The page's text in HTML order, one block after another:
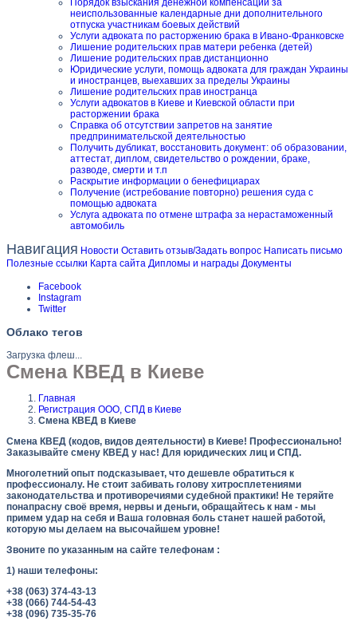
Порядок взыскания денежной компенсации за
неиспользованные календарные дни дополнительного
отпуска участникам боевых действий
Услуги адвоката по расторжению брака в Ивано-Франковске
Лишение родительских прав матери ребенка (детей)
Лишение родительских прав дистанционно
Юридические услуги, помощь адвоката для граждан Украины
и иностранцев, выехавших за пределы Украины
Лишение родительских прав иностранца
Услуги адвокатов в Киеве и Киевской области при
расторжении брака
Справка об отсутствии запретов на занятие
предпринимательской деятельностью
Получить дубликат, восстановить документ: об образовании,
аттестат, диплом, свидетельство о рождении, браке,
разводе, смерти и т.п
Раскрытие информации о бенефициарах
Получение (истребование повторно) решения суда с
помощью адвоката
Услуга адвоката по отмене штрафа за нерастаможенный
автомобиль
Навигация Новости Оставить отзыв/Задать вопрос Написать письмо
Полезные ссылки Карта сайта Дипломы и награды Документы
Facebook
Instagram
Twitter
Облако тегов
Загрузка флеш...
Смена КВЕД в Киеве
Главная
Регистрация ООО, СПД в Киеве
Смена КВЕД в Киеве
Смена КВЕД (кодов, видов деятельности) в Киеве! Профессионально!
Заказывайте смену КВЕД у нас! Для юридических лиц и СПД.
Многолетний опыт подсказывает, что дешевле обратиться к
профессионалу. Не стоит забивать голову хитросплетениями
законодательства и противоречиями судебной практики! Не теряйте
понапрасну своё время, нервы и деньги, обращайтесь к нам - мы
примем удар на себя и Ваша головная боль станет нашей работой,
которую мы делаем на высочайшем уровне!
Звоните по указанным на сайте телефонам :
1) наши телефоны:
+38 (063) 374-43-13
+38 (066) 744-54-43
+38 (096) 735-35-76